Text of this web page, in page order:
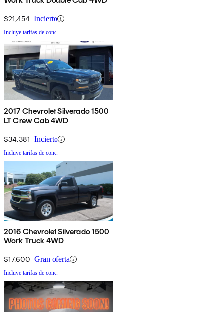
$21,454 Incierto
Incluye tarifas de conc.
2017 Chevrolet Silverado 1500
LT Crew Cab 4WD
$34,381 Incierto
Incluye tarifas de conc.
2016 Chevrolet Silverado 1500
Work Truck 4WD
$17,600 Gran oferta
Incluye tarifas de conc.